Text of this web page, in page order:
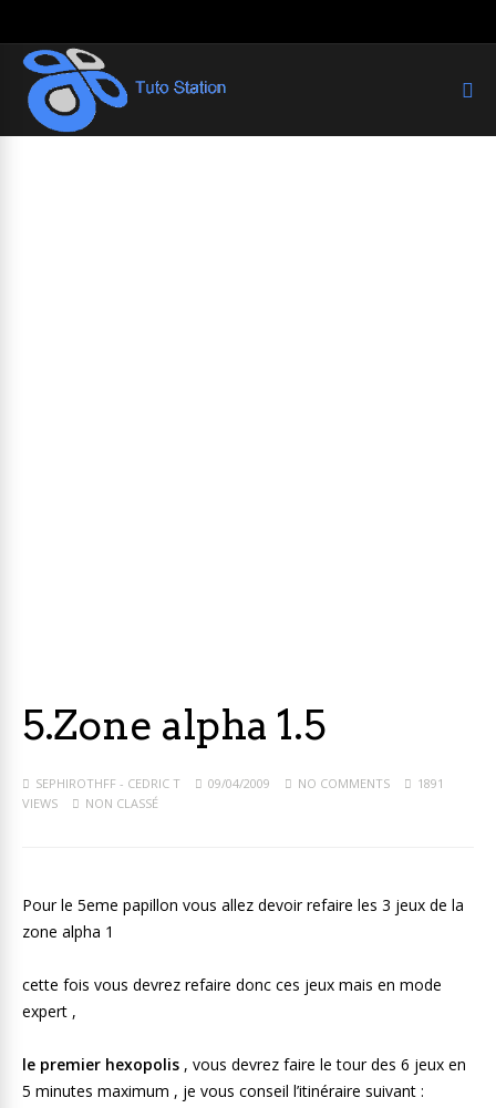
5.Zone alpha 1.5
SEPHIROTHFF - CEDRIC T 09/04/2009 NO COMMENTS
1891
VIEWS
NON CLASSÉ
Pour le 5eme papillon vous allez devoir refaire les 3 jeux de la
zone alpha 1
cette fois vous devrez refaire donc ces jeux mais en mode
expert ,
le premier hexopolis , vous devrez faire le tour des 6 jeux en
5 minutes maximum , je vous conseil l’itinéraire suivant :